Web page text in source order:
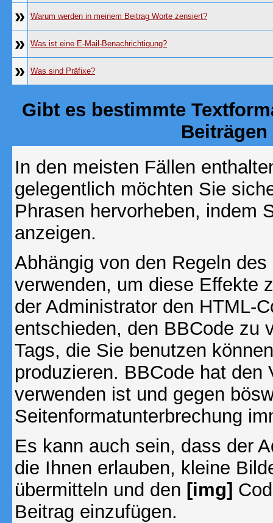
» Warum werden in meinem Beitrag Worte zensiert?
» Was ist eine E-Mail-Benachrichtigung?
» Was sind Präfixe?
Gibt es bestimmte
In den meisten Fällen
gelegentlich möchten Sie
Phrasen hervorheben, indem
anzeigen.
Abhängig von den Regeln
verwenden, um diese Effekte
der Administrator den HTML-
entschieden, den BBCode zu
Tags, die Sie benutzen
produzieren. BBCode hat
verwenden ist und gegen
Seitenformatunterbrechung
Es kann auch sein, dass der
die Ihnen erlauben, kleine
übermitteln und den [img]
Beitrag einzufügen.